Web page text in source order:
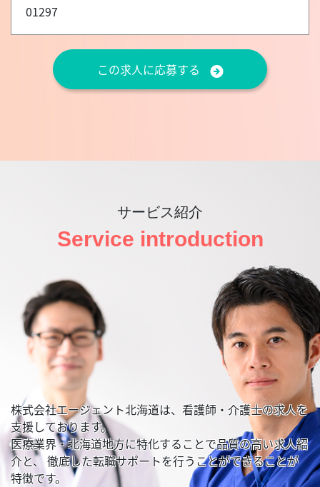
01297
この求人に応募する
サービス紹介
Service introduction
株式会社エージェント北海道は、看護師・介護士の求人を
支援しております。
医療業界・北海道地方に特化することで品質の高い求人紹
介と、 徹底した転職サポートを行うことができることが
特徴です。